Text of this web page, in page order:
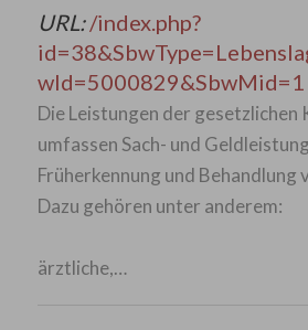
URL:/index.php?
wId=5000829&SbwMid=1
Die Leistungen der gesetzlichen
umfassen Sach- und
Früherkennung und Behandlung
Dazu gehören unter anderem:
ärztliche,…